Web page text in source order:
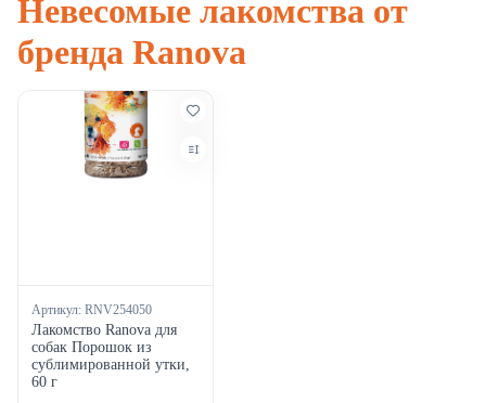
Невесомые лакомства от
бренда Ranova
Артикул: RNV254050
Лакомство Ranova для
собак Порошок из
сублимированной утки,
60 г